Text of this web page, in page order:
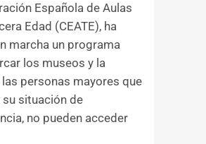
Española de Aulas
Edad (CEATE), ha
marcha un programa
los museos y la
personas mayores que
situación de
no pueden acceder